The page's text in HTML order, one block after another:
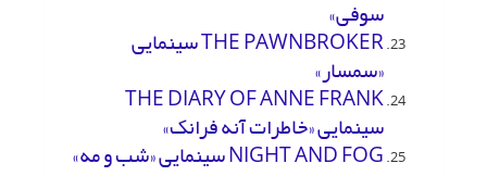
سوفی»
THE PAWNBROKER سینمایی
«سمسار»
THE DIARY OF ANNE FRANK
سینمایی «خاطرات آنه فرانک»
NIGHT AND FOG سینمایی «شب و مه»